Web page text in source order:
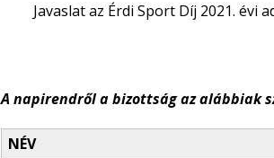
Javaslat az Érdi Sport Díj 2021. évi
A napirendről a bizottság az alábbiak
NÉV